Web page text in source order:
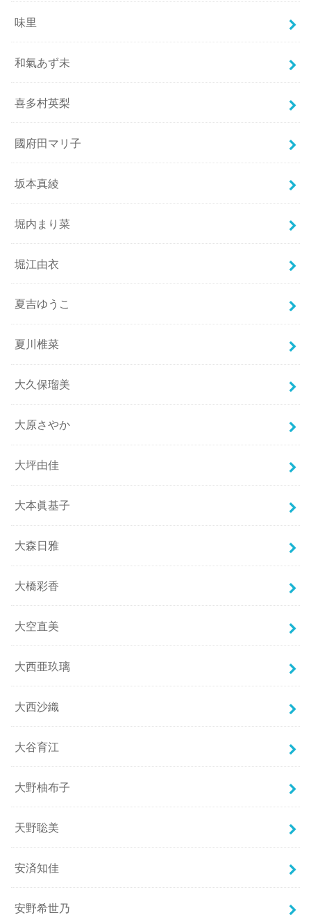
味里
和氣あず未
喜多村英梨
國府田マリ子
坂本真綾
堀内まり菜
堀江由衣
夏吉ゆうこ
夏川椎菜
大久保瑠美
大原さやか
大坪由佳
大本眞基子
大森日雅
大橋彩香
大空直美
大西亜玖璃
大西沙織
大谷育江
大野柚布子
天野聡美
安済知佳
安野希世乃